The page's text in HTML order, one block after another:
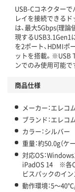
USB-Cコネクター
レイを接続できる
は、最大5Gbps(理
現するUSB3.1Gen1
を2ポート、HDMIポ
ットを搭載。※USB
ンでのみ使用可能で
商品仕様
メーカー：エレコ
ブランド：エレコ
カラー：シルバー
重量：約50.0g（ケ
対応OS：
iPadOS 14 ※各
ビスパックのイ
動作環境：5～